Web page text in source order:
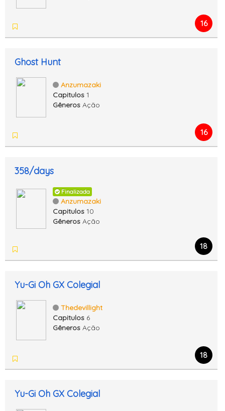
16
Ghost Hunt
Anzumazaki
Capitulos 1
Gêneros Ação
16
358/days
Finalizada
Anzumazaki
Capitulos 10
Gêneros Ação
18
Yu-Gi Oh GX Colegial
Thedevillight
Capitulos 6
Gêneros Ação
18
Yu-Gi Oh GX Colegial